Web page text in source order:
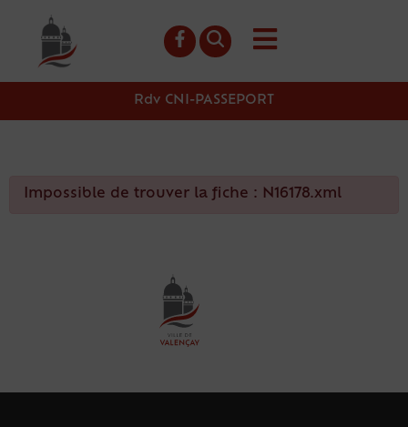
principal
Rdv CNI-PASSEPORT
Impossible de trouver la fiche : N16178.xml